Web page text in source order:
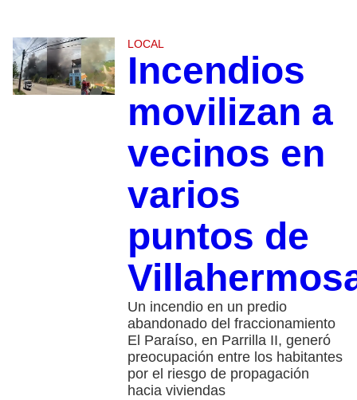
LOCAL
Incendios
movilizan a
vecinos en
varios
puntos de
Un incendio en un predio
abandonado del fraccionamiento
El Paraíso, en Parrilla II, generó
preocupación entre los habitantes
por el riesgo de propagación
hacia viviendas